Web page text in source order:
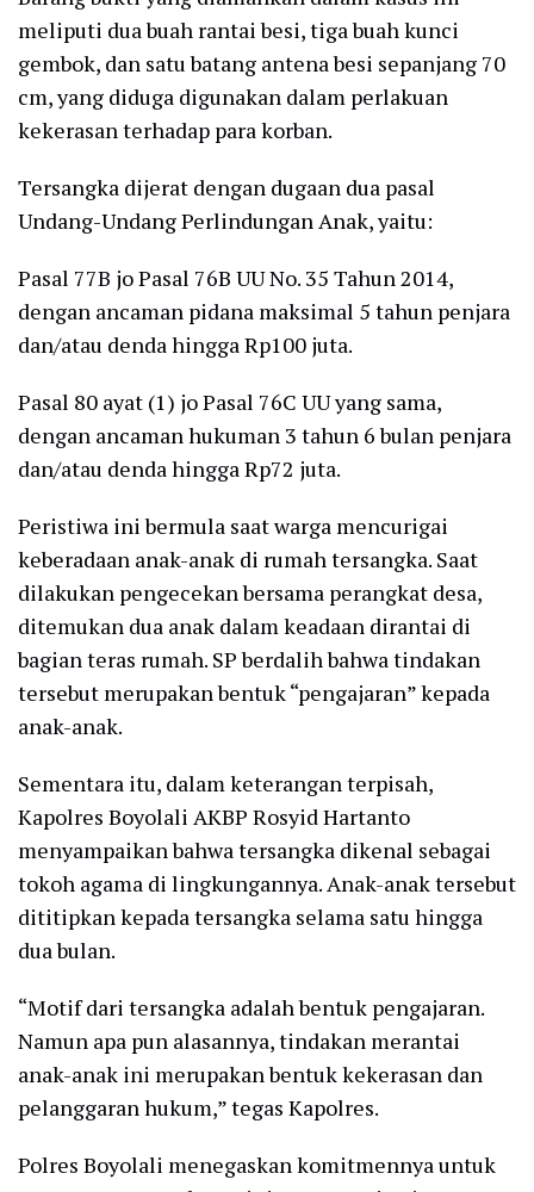
meliputi dua buah rantai besi, tiga buah kunci
gembok, dan satu batang antena besi sepanjang 70
cm, yang diduga digunakan dalam perlakuan
kekerasan terhadap para korban.
Tersangka dijerat dengan dugaan dua pasal
Undang-Undang Perlindungan Anak, yaitu:
Pasal 77B jo Pasal 76B UU No. 35 Tahun 2014,
dengan ancaman pidana maksimal 5 tahun penjara
dan/atau denda hingga Rp100 juta.
Pasal 80 ayat (1) jo Pasal 76C UU yang sama,
dengan ancaman hukuman 3 tahun 6 bulan penjara
dan/atau denda hingga Rp72 juta.
Peristiwa ini bermula saat warga mencurigai
keberadaan anak-anak di rumah tersangka. Saat
dilakukan pengecekan bersama perangkat desa,
ditemukan dua anak dalam keadaan dirantai di
bagian teras rumah. SP berdalih bahwa tindakan
tersebut merupakan bentuk “pengajaran” kepada
anak-anak.
Sementara itu, dalam keterangan terpisah,
Kapolres Boyolali AKBP Rosyid Hartanto
menyampaikan bahwa tersangka dikenal sebagai
tokoh agama di lingkungannya. Anak-anak tersebut
dititipkan kepada tersangka selama satu hingga
dua bulan.
“Motif dari tersangka adalah bentuk pengajaran.
Namun apa pun alasannya, tindakan merantai
anak-anak ini merupakan bentuk kekerasan dan
pelanggaran hukum,” tegas Kapolres.
Polres Boyolali menegaskan komitmennya untuk